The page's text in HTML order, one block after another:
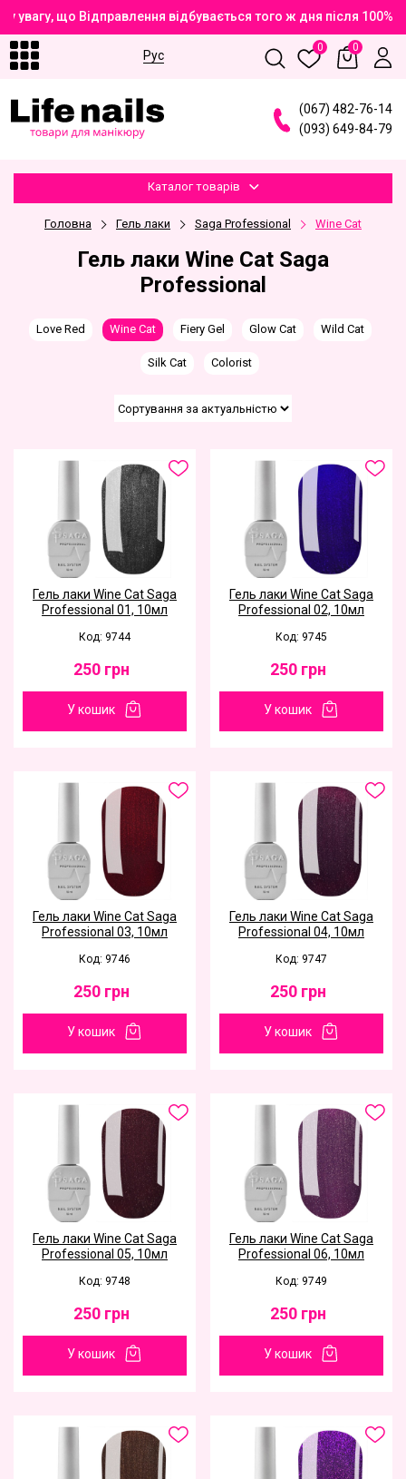
увагу, що Відправлення відбувається того ж дня після
Рус
0 0
(067) 482-76-14
(093) 649-84-79
Каталог товарів
Головна Гель лаки Saga Professional Wine Cat
Гель лаки Wine Cat Saga
Professional
Love Red Wine Cat Fiery Gel Glow Cat Wild Cat
Silk Cat Сolorist
Гель лаки Wine Cat Saga
Professional 01, 10мл
Код: 9744
250 грн
У кошик
Гель лаки Wine Cat Saga
Professional 02, 10мл
Код: 9745
250 грн
У кошик
Гель лаки Wine Cat Saga
Professional 03, 10мл
Код: 9746
250 грн
У кошик
Гель лаки Wine Cat Saga
Professional 04, 10мл
Код: 9747
250 грн
У кошик
Гель лаки Wine Cat Saga
Professional 05, 10мл
Код: 9748
250 грн
У кошик
Гель лаки Wine Cat Saga
Professional 06, 10мл
Код: 9749
250 грн
У кошик